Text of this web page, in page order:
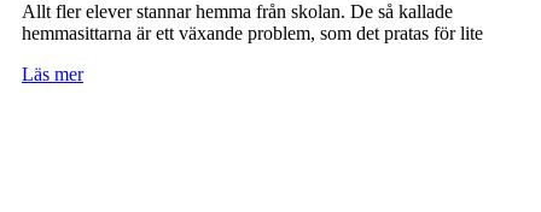
Allt fler elever stannar hemma från skolan. De så kallade
hemmasittarna är ett växande problem, som det pratas för lite
Läs mer